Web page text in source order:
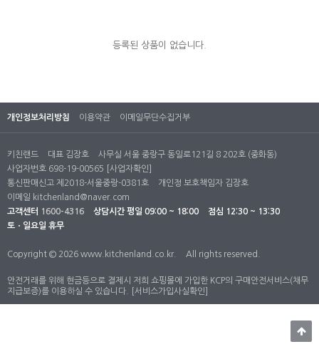
등록된 상품이 없습니다.
개인정보처리방침 이용약관 이메일무단수집거부
키친랜드 대표 김장호
사무실 서울 중랑구 동일로121길 8 202호 (중화동)
사업자번호 698-19-00565
[사업자확인]
통신판매신고 제2018-서울중랑-0381호
개인정 보호책임자 김장호
이메일 kitchenland@naver.com
고객센터 1600-4316 상담시간 평일 09:00 ~ 18:00
점심 12:30 ~ 13:30
토ㆍ일요일 휴무
Copyright © 2026 www.kitchenland.co.kr. All rights reserved.
안전거래를 위해 현금등으로 결제시 저희 쇼핑몰에 가입한 KCP의 구매안전서비스(채무
지급보증)를 이용하실 수 있습니다.
[서비스가입사실확인]